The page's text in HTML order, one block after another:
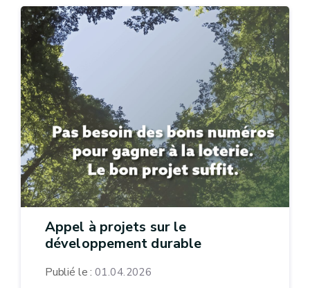
Appel à projets sur le
développement durable
Publié le : 01.04.2026